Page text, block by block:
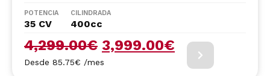
POTENCIA
35 CV
CILINDRADA
400cc
4,299.00€ 3,999.00€
Desde 85.75€ /mes